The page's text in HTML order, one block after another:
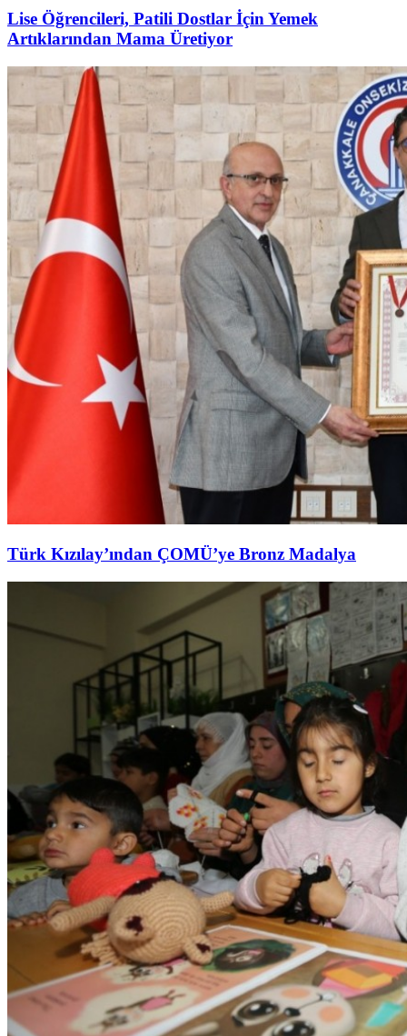
Lise Öğrencileri, Patili Dostlar İçin Yemek
Artıklarından Mama Üretiyor
Türk Kızılay’ından ÇOMÜ’ye Bronz Madalya